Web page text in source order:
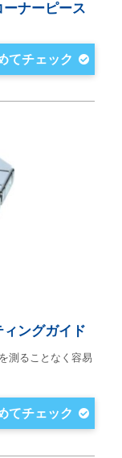
ーナーピース
ィングガイド
測ることなく容易